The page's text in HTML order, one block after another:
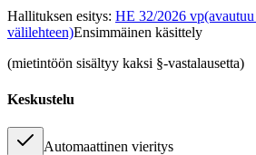
Hallituksen esitys: HE 32/2026 vp
välilehteen)Ensimmäinen käsittely
(mietintöön sisältyy kaksi §-vastalausetta)
Keskustelu
Automaattinen vieritys